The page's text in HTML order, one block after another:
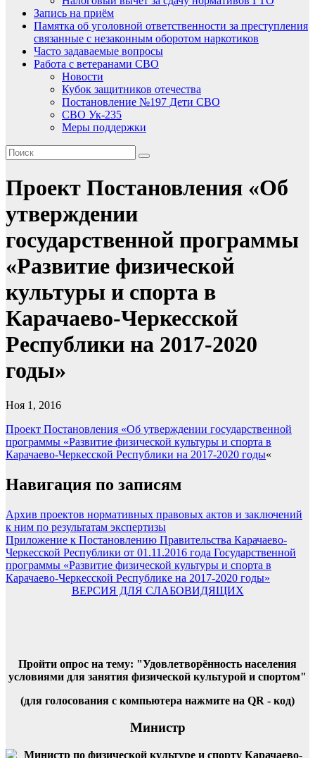
Запись на приём
Памятка об уголовной ответственности за преступления
связанные с незаконным оборотом наркотиков
Часто задаваемые вопросы
Работа с ветеранами СВО
Новости
Кубок защитников отечества
Постановление №197 Дети СВО
СВО Ук-235
Меры поддержки
Проект Постановления «Об
утверждении
государственной программы
«Развитие физической
культуры и спорта в
Карачаево-Черкесской
Республики на 2017-2020
годы»
Ноя 1, 2016
Проект Постановления «Об утверждении государственной
программы «Развитие физической культуры и спорта в
Карачаево-Черкесской Республики на 2017-2020 годы«
Навигация по записям
Архив проектов нормативных правовых актов и заключений
к ним по результатам экспертизы
Приложение к Постановлению Правительства Карачаево-
Черкесской Республики от 01.11.2016 года Государственной
программы «Развитие физической культуры и спорта в
Карачаево-Черкесской Республике на 2017-2020 годы»
ВЕРСИЯ ДЛЯ СЛАБОВИДЯЩИХ
Пройти опрос на тему: "Удовлетворённость населения
условиями для занятия физической культурой и спортом"
(для голосования с компьютера нажмите на QR - код)
Министр